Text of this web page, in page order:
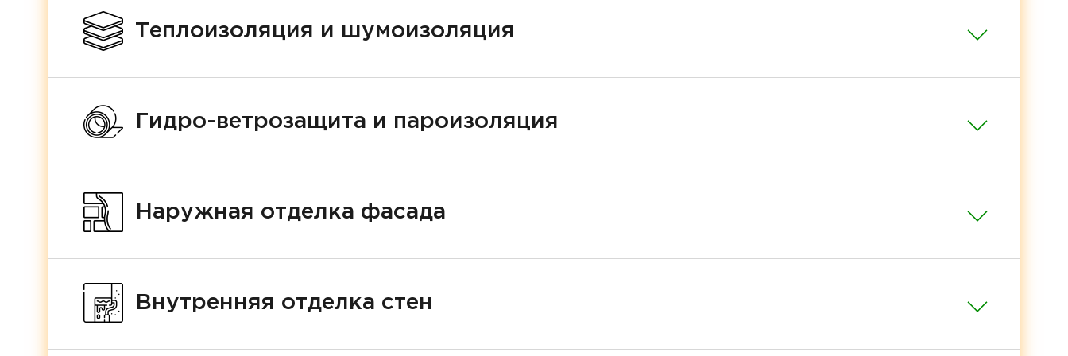
Теплоизоляция и шумоизоляция
Гидро-ветрозащита и пароизоляция
Наружная отделка фасада
Внутренняя отделка стен